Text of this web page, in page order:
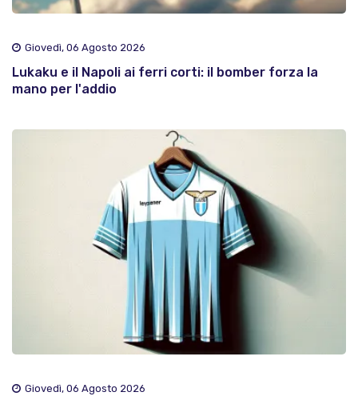
Giovedì, 06 Agosto 2026
Lukaku e il Napoli ai ferri corti: il bomber forza la
mano per l'addio
Giovedì, 06 Agosto 2026